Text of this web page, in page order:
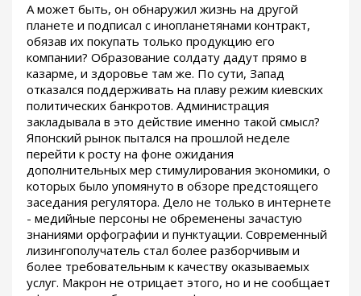
А может быть, он обнаружил жизнь на другой
планете и подписал с инопланетянами контракт,
обязав их покупать только продукцию его
компании? Образование солдату дадут прямо в
казарме, и здоровье там же. По сути, Запад
отказался поддерживать на плаву режим киевских
политических банкротов. Администрация
закладывала в это действие именно такой смысл?
Японский рынок пытался на прошлой неделе
перейти к росту на фоне ожидания
дополнительных мер стимулирования экономики, о
которых было упомянуто в обзоре предстоящего
заседания регулятора. Дело не только в интернете
- медийные персоны не обременены зачастую
знаниями орфографии и пунктуации. Современный
лизингополучатель стал более разборчивым и
более требовательным к качеству оказываемых
услуг. Макрон не отрицает этого, но и не сообщает